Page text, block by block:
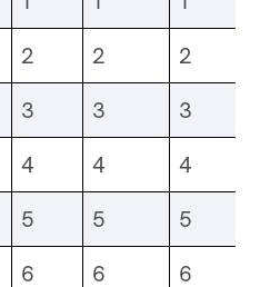
2 2 2
3 3 3
4 4 4
5 5 5
6 6 6